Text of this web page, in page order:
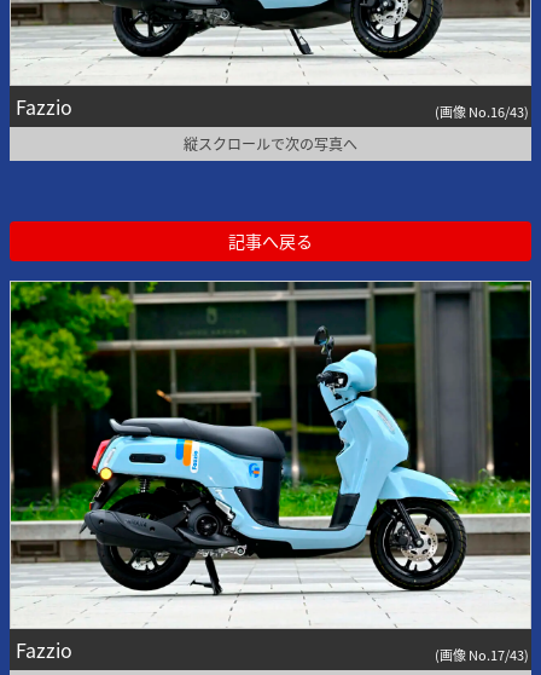
Fazzio (画像 No.16/43)
縦スクロールで次の写真へ
記事へ戻る
Fazzio (画像 No.17/43)